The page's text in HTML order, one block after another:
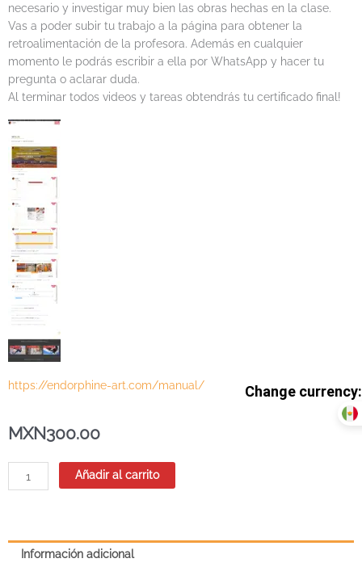
necesario y investigar muy bien las obras hechas en la clase.
Vas a poder subir tu trabajo a la página para obtener la
retroalimentación de la profesora. Además en cualquier
momento le podrás escribir a ella por WhatsApp y hacer tu
pregunta o aclarar duda.
Al terminar todos videos y tareas obtendrás tu certificado final!
https://endorphine-art.com/manual/
MXN300.00
con
en
acuarela
Añadir al carrito
Información adicional